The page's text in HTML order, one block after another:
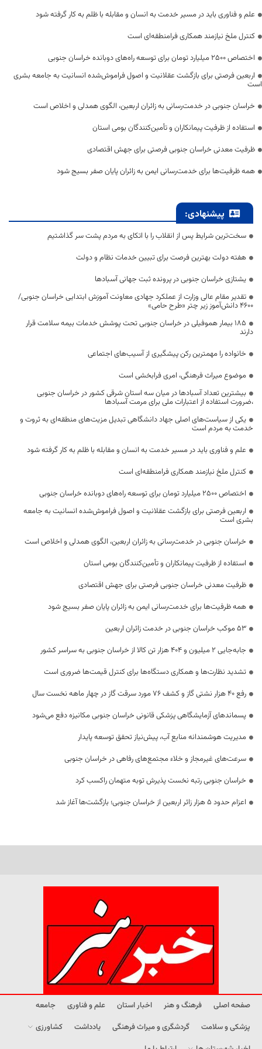
علم و فناوری باید در مسیر خدمت به انسان و مقابله با ظلم به کار گرفته شود
کنترل ملخ نیازمند همکاری فرامنطقه‌ای است
اختصاص 2500 میلیارد تومان برای توسعه راه‌های دوبانده خراسان جنوبی
اربعین فرصتی برای بازگشت عقلانیت و اصول فراموش‌شده انسانیت به جامعه بشری
است
خراسان جنوبی در خدمت‌رسانی به زائران اربعین، الگوی همدلی و اخلاص است
استفاده از ظرفیت پیمانکاران و تأمین‌کنندگان بومی استان
ظرفیت معدنی خراسان جنوبی فرصتی برای جهش اقتصادی
همه ظرفیت‌ها برای خدمت‌رسانی ایمن به زائران پایان صفر بسیج شود
پیشنهادی:
سخت‌ترین شرایط پس از انقلاب را با اتکای به مردم پشت سر گذاشتیم
هفته دولت بهترین فرصت برای تبیین خدمات نظام و دولت
یشتازی خراسان جنوبی در پرونده ثبت جهانی آسبادها
تقدیر مقام عالی وزارت از عملکرد جهادی معاونت آموزش ابتدایی خراسان جنوبی/
۴۶۰۰ دانش‌آموز زیر چتر «طرح حامی»
۱۸۵ بیمار هموفیلی در خراسان جنوبی تحت پوشش خدمات بیمه سلامت قرار
دارند
خانواده را مهمترین رکن پیشگیری از آسیب‌های اجتماعی
موضوع میراث فرهنگی، امری فرابخشی است
بیشترین تعداد آسبادها در میان سه استان شرقی کشور در خراسان جنوبی
،ضرورت استفاده از اعتبارات ملی برای مرمت آسبادها
یکی از سیاست‌های اصلی جهاد دانشگاهی تبدیل مزیت‌های منطقه‌ای به ثروت و
خدمت به مردم است
علم و فناوری باید در مسیر خدمت به انسان و مقابله با ظلم به کار گرفته شود
کنترل ملخ نیازمند همکاری فرامنطقه‌ای است
اختصاص 2500 میلیارد تومان برای توسعه راه‌های دوبانده خراسان جنوبی
اربعین فرصتی برای بازگشت عقلانیت و اصول فراموش‌شده انسانیت به جامعه
بشری است
خراسان جنوبی در خدمت‌رسانی به زائران اربعین، الگوی همدلی و اخلاص است
استفاده از ظرفیت پیمانکاران و تأمین‌کنندگان بومی استان
ظرفیت معدنی خراسان جنوبی فرصتی برای جهش اقتصادی
همه ظرفیت‌ها برای خدمت‌رسانی ایمن به زائران پایان صفر بسیج شود
53 موکب خراسان جنوبی در خدمت زائران اربعین
جابه‌جایی 2 میلیون و 404 هزار تن کالا از خراسان جنوبی به سراسر کشور
تشدید نظارت‌ها و همکاری دستگاه‌ها برای کنترل قیمت‌ها ضروری است
رفع 40 هزار نشتی گاز و کشف 76 مورد سرقت گاز در چهار ماهه نخست سال
پسماندهای آزمایشگاهی پزشکی قانونی خراسان جنوبی مکانیزه دفع می‌شود
مدیریت هوشمندانه منابع آب، پیش‌نیاز تحقق توسعه پایدار
سرعت‌های غیرمجاز و خلاء مجتمع‌های رفاهی در خراسان جنوبی
خراسان جنوبی رتبه نخست پذیرش توبه متهمان راکسب کرد
اعزام حدود 5 هزار زائر اربعین از خراسان جنوبی؛ بازگشت‌ها آغاز شد
صفحه اصلی فرهنگ و هنر اخبار استان علم و فناوری
جامعه
پزشکی و سلامت
گردشگری و میراث فرهنگی یادداشت
کشاورزی